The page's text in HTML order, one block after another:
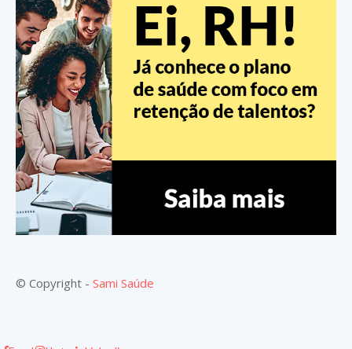
© Copyright - Sami Saúde